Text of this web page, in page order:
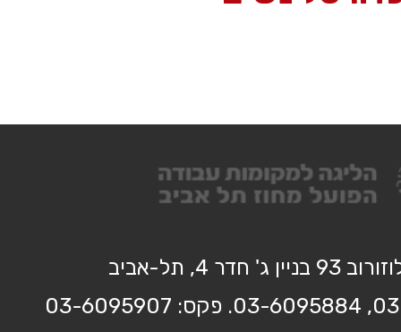
ג' חדר 4, תל-אביב